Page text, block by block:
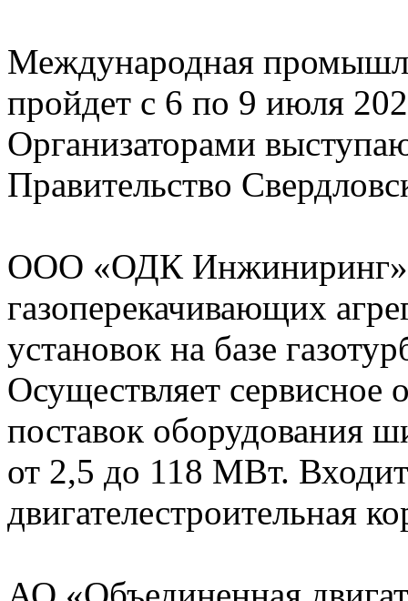
Международная
пройдет с 6 по 9 июля
Организаторами
Правительство
ООО «ОДК Инжиниринг»
газоперекачивающих
установок на базе
Осуществляет сервисное
поставок оборудования
от 2,5 до 118 МВт.
двигателестроительная